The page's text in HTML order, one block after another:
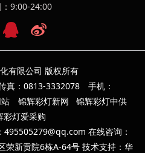
：9:00-24:00
有限公司 版权所有
真：0813-3332078 手机：
锦辉彩灯新网
锦辉彩灯中供
彩灯爱采购
495505279@qq.com 在线咨询：
荣新贡院6栋A-64号 技术支持：华